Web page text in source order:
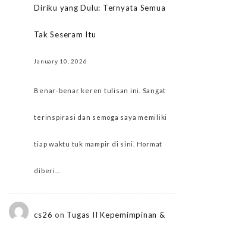
Diriku yang Dulu: Ternyata Semua
Tak Seseram Itu
January 10, 2026
Benar-benar keren tulisan ini. Sangat
terinspirasi dan semoga saya memiliki
tiap waktu tuk mampir di sini. Hormat
diberi...
cs26 on Tugas II Kepemimpinan &